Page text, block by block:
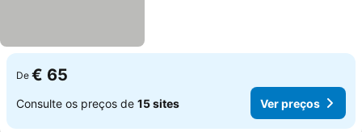
De € 65
Consulte os preços de 15 sites Ver preços